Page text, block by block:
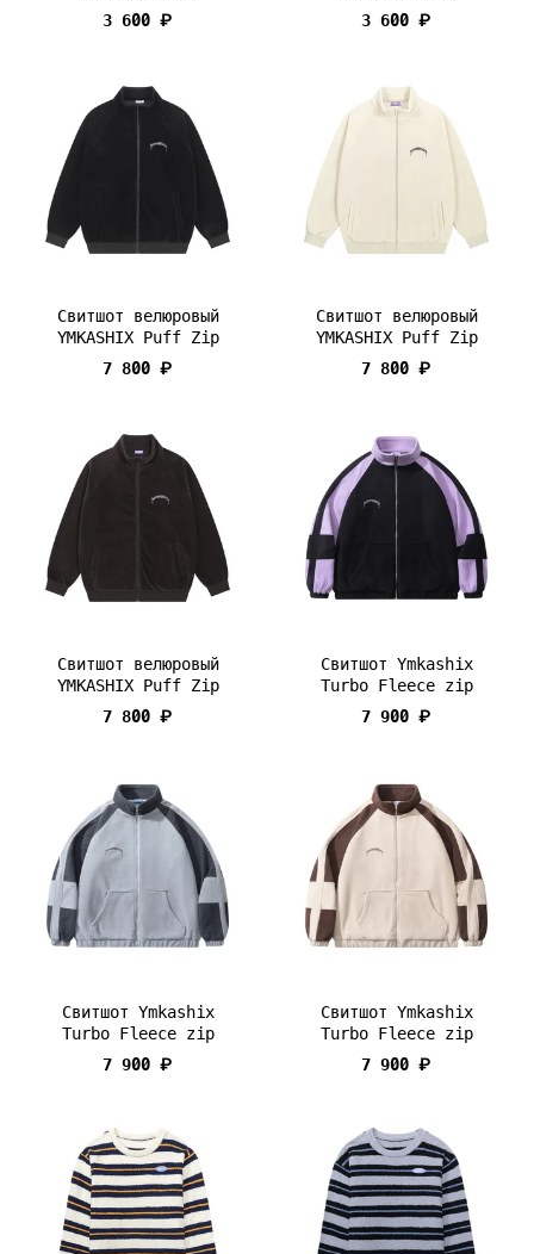
3 600 ₽
3 600 ₽
Свитшот велюровый
YMKASHIX Puff Zip
7 800 ₽
Свитшот велюровый
YMKASHIX Puff Zip
7 800 ₽
Свитшот велюровый
YMKASHIX Puff Zip
7 800 ₽
Свитшот Ymkashix
Turbo Fleece zip
7 900 ₽
Свитшот Ymkashix
Turbo Fleece zip
7 900 ₽
Свитшот Ymkashix
Turbo Fleece zip
7 900 ₽